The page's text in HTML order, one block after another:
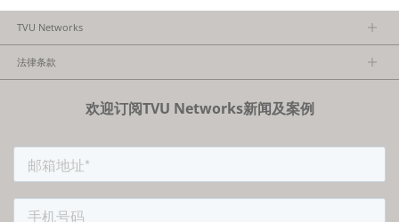
TVU Networks
法律条款
欢迎订阅TVU Networks新闻及案例